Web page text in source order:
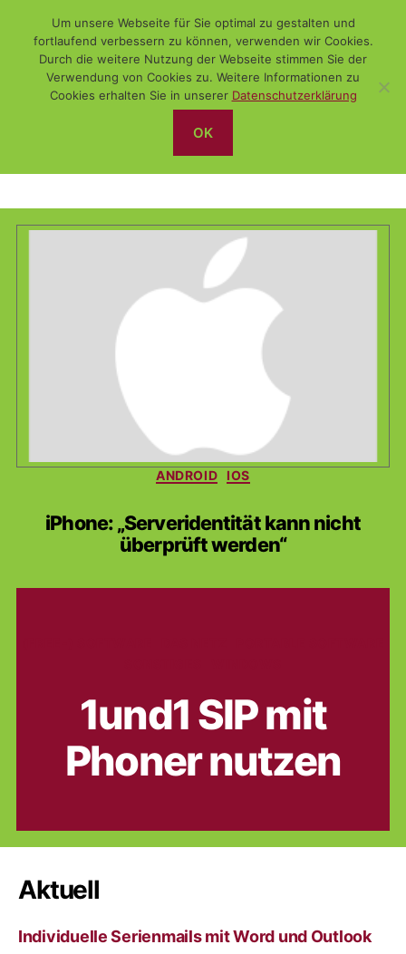
WiSch
iPhone
Kategorien
ANDROID IOS
iPhone: „Serveridentität kann nicht
überprüft werden“
1und1 SIP mit
Phoner nutzen
Aktuell
Individuelle Serienmails mit Word und Outlook
Um unsere Webseite für Sie optimal zu gestalten und
fortlaufend verbessern zu können, verwenden wir Cookies.
Durch die weitere Nutzung der Webseite stimmen Sie der
Verwendung von Cookies zu. Weitere Informationen zu
Cookies erhalten Sie in unserer Datenschutzerklärung
OK